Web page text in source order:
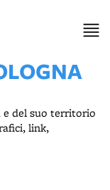
del suo territorio
link,